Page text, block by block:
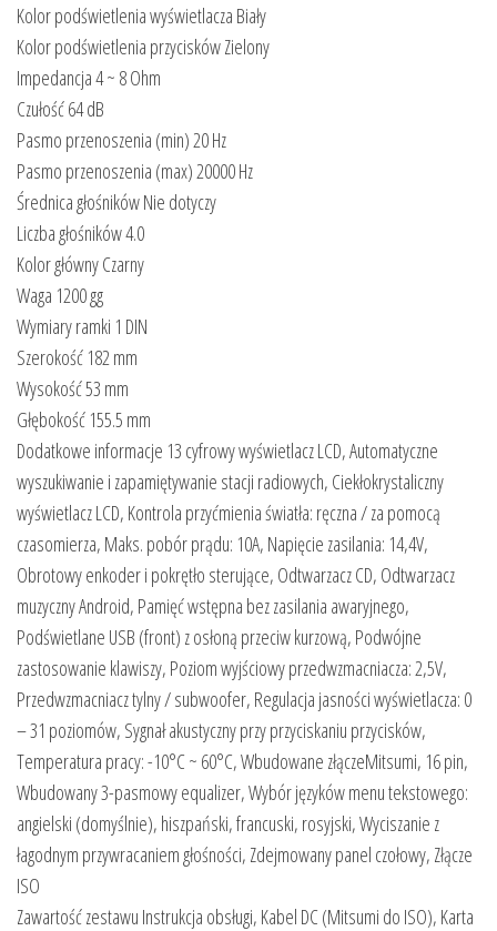
Kolor podświetlenia wyświetlacza Biały
Kolor podświetlenia przycisków Zielony
Impedancja 4 ~ 8 Ohm
Czułość 64 dB
Pasmo przenoszenia (min) 20 Hz
Pasmo przenoszenia (max) 20000 Hz
Średnica głośników Nie dotyczy
Liczba głośników 4.0
Kolor główny Czarny
Waga 1200 gg
Wymiary ramki 1 DIN
Szerokość 182 mm
Wysokość 53 mm
Głębokość 155.5 mm
Dodatkowe informacje 13 cyfrowy wyświetlacz LCD, Automatyczne
wyszukiwanie i zapamiętywanie stacji radiowych, Ciekłokrystaliczny
wyświetlacz LCD, Kontrola przyćmienia światła: ręczna / za pomocą
czasomierza, Maks. pobór prądu: 10A, Napięcie zasilania: 14,4V,
Obrotowy enkoder i pokrętło sterujące, Odtwarzacz CD, Odtwarzacz
muzyczny Android, Pamięć wstępna bez zasilania awaryjnego,
Podświetlane USB (front) z osłoną przeciw kurzową, Podwójne
zastosowanie klawiszy, Poziom wyjściowy przedwzmacniacza: 2,5V,
Przedwzmacniacz tylny / subwoofer, Regulacja jasności wyświetlacza: 0
– 31 poziomów, Sygnał akustyczny przy przyciskaniu przycisków,
Temperatura pracy: -10°C ~ 60°C, Wbudowane złączeMitsumi, 16 pin,
Wbudowany 3-pasmowy equalizer, Wybór języków menu tekstowego:
angielski (domyślnie), hiszpański, francuski, rosyjski, Wyciszanie z
łagodnym przywracaniem głośności, Zdejmowany panel czołowy, Złącze
ISO
Zawartość zestawu Instrukcja obsługi, Kabel DC (Mitsumi do ISO), Karta